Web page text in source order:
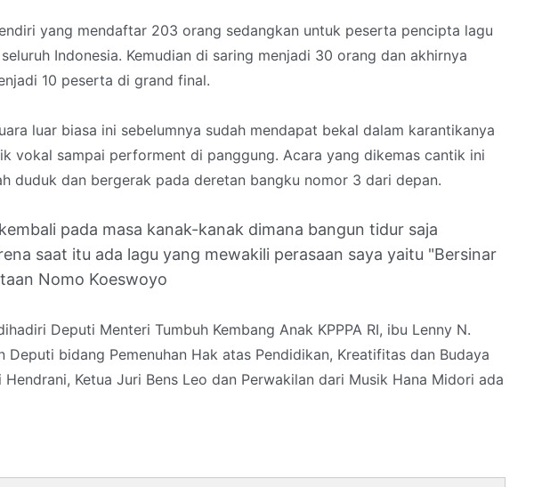
yang mendaftar 203 orang sedangkan untuk peserta pencipta lagu
Indonesia. Kemudian di saring menjadi 30 orang dan akhirnya
10 peserta di grand final.
luar biasa ini sebelumnya sudah mendapat bekal dalam karantikanya
vokal sampai performent di panggung. Acara yang dikemas cantik ini
duduk dan bergerak pada deretan bangku nomor 3 dari depan.
pada masa kanak-kanak dimana bangun tidur saja
saat itu ada lagu yang mewakili perasaan saya yaitu "Bersinar
Nomo Koeswoyo
Deputi Menteri Tumbuh Kembang Anak KPPPA RI, ibu Lenny N.
Deputi bidang Pemenuhan Hak atas Pendidikan, Kreatifitas dan Budaya
Hendrani, Ketua Juri Bens Leo dan Perwakilan dari Musik Hana Midori ada